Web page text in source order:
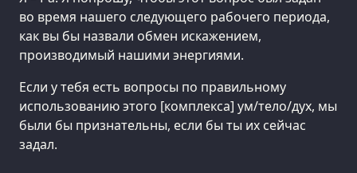
во время нашего следующего рабочего периода,
как вы бы назвали обмен искажением,
производимый нашими энергиями.
Если у тебя есть вопросы по правильному
использованию этого [комплекса] ум/тело/дух, мы
были бы признательны, если бы ты их сейчас
задал.